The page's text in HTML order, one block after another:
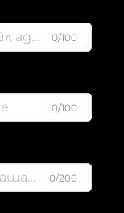
0/100
0/100
0/200